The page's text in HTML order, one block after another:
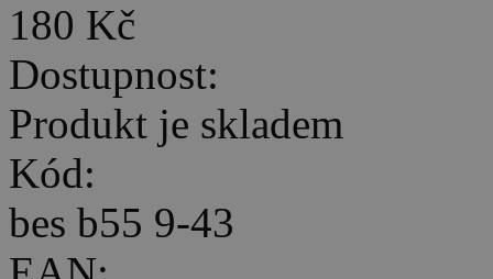
180 Kč
Dostupnost:
Produkt je skladem
Kód:
bes b55 9-43